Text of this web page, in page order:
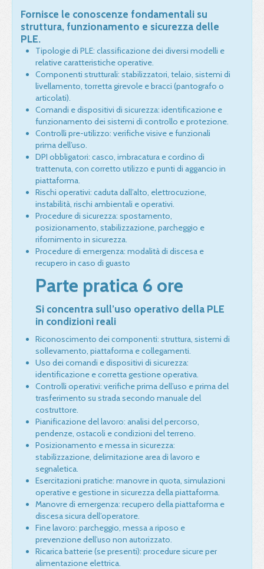
Fornisce le conoscenze fondamentali su
struttura, funzionamento e sicurezza delle
PLE.
Tipologie di PLE: classificazione dei diversi modelli e
relative caratteristiche operative.
Componenti strutturali: stabilizzatori, telaio, sistemi di
livellamento, torretta girevole e bracci (pantografo o
articolati).
Comandi e dispositivi di sicurezza: identificazione e
funzionamento dei sistemi di controllo e protezione.
Controlli pre-utilizzo: verifiche visive e funzionali
prima dell’uso.
DPI obbligatori: casco, imbracatura e cordino di
trattenuta, con corretto utilizzo e punti di aggancio in
piattaforma.
Rischi operativi: caduta dall’alto, elettrocuzione,
instabilità, rischi ambientali e operativi.
Procedure di sicurezza: spostamento,
posizionamento, stabilizzazione, parcheggio e
rifornimento in sicurezza.
Procedure di emergenza: modalità di discesa e
recupero in caso di guasto
Parte pratica 6 ore
Si concentra sull’uso operativo della PLE
in condizioni reali
Riconoscimento dei componenti: struttura, sistemi di
sollevamento, piattaforma e collegamenti.
Uso dei comandi e dispositivi di sicurezza:
identificazione e corretta gestione operativa.
Controlli operativi: verifiche prima dell’uso e prima del
trasferimento su strada secondo manuale del
costruttore.
Pianificazione del lavoro: analisi del percorso,
pendenze, ostacoli e condizioni del terreno.
Posizionamento e messa in sicurezza:
stabilizzazione, delimitazione area di lavoro e
segnaletica.
Esercitazioni pratiche: manovre in quota, simulazioni
operative e gestione in sicurezza della piattaforma.
Manovre di emergenza: recupero della piattaforma e
discesa sicura dell’operatore.
Fine lavoro: parcheggio, messa a riposo e
prevenzione dell’uso non autorizzato.
Ricarica batterie (se presenti): procedure sicure per
alimentazione elettrica.